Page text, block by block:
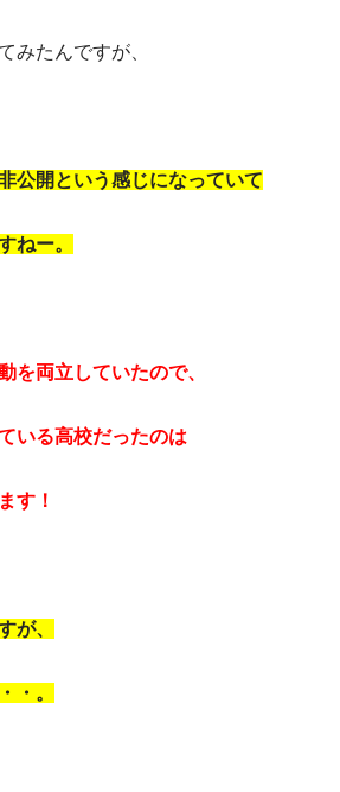
みたんですが、
公開という感じになっていて
ねー。
を両立していたので、
いる高校だったのは
す！
が、
・。